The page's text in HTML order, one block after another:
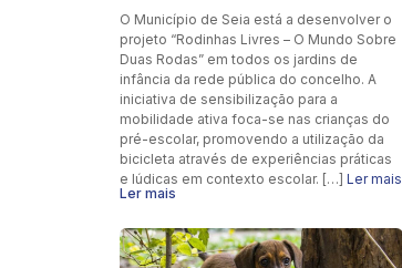
O Município de Seia está a desenvolver o
projeto “Rodinhas Livres – O Mundo Sobre
Duas Rodas” em todos os jardins de
infância da rede pública do concelho. A
iniciativa de sensibilização para a
mobilidade ativa foca-se nas crianças do
pré-escolar, promovendo a utilização da
bicicleta através de experiências práticas
e lúdicas em contexto escolar. […] Ler mais
Ler mais